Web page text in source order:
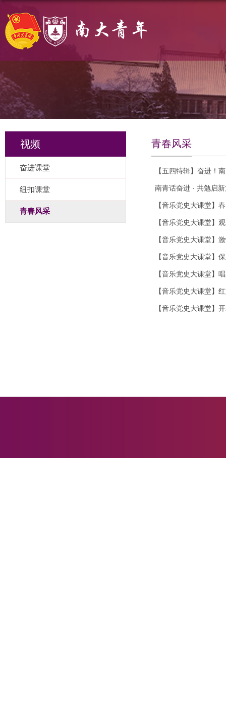
视频
奋进课堂
纽扣课堂
青春风采
青春风采
【五四特辑】奋进！
南青话奋进 · 共勉启
【音乐党史大课堂】
【音乐党史大课堂】
【音乐党史大课堂】
【音乐党史大课堂】
【音乐党史大课堂】
【音乐党史大课堂】
【音乐党史大课堂】